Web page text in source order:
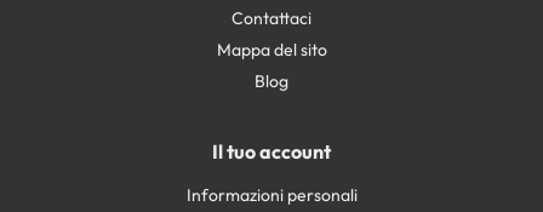
Contattaci
Mappa del sito
Blog
Il tuo account
Informazioni personali